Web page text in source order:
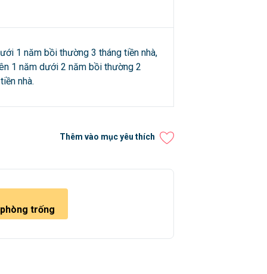
1 năm bồi thường 3 tháng tiền nhà,
1 năm dưới 2 năm bồi thường 2
nhà.
Thêm vào mục yêu thích
trống